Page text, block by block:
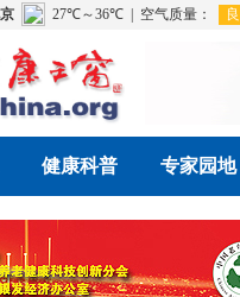
健康科普 专家园地